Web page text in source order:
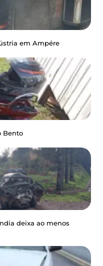
em Ampére
Bento
deixa ao menos